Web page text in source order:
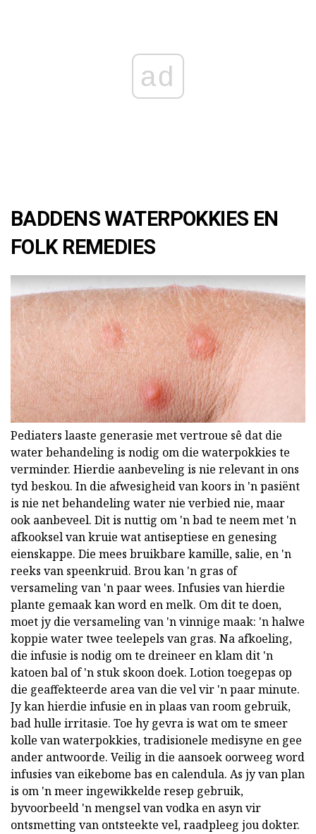
ad
BADDENS WATERPOKKIES EN
FOLK REMEDIES
Pediaters laaste generasie met vertroue sê dat die
water behandeling is nodig om die waterpokkies te
verminder. Hierdie aanbeveling is nie relevant in ons
tyd beskou. In die afwesigheid van koors in 'n pasiënt
is nie net behandeling water nie verbied nie, maar
ook aanbeveel. Dit is nuttig om 'n bad te neem met 'n
afkooksel van kruie wat antiseptiese en genesing
eienskappe. Die mees bruikbare kamille, salie, en 'n
reeks van speenkruid. Brou kan 'n gras of
versameling van 'n paar wees. Infusies van hierdie
plante gemaak kan word en melk. Om dit te doen,
moet jy die versameling van 'n vinnige maak: 'n halwe
koppie water twee teelepels van gras. Na afkoeling,
die infusie is nodig om te dreineer en klam dit 'n
katoen bal of 'n stuk skoon doek. Lotion toegepas op
die geaffekteerde area van die vel vir 'n paar minute.
Jy kan hierdie infusie en in plaas van room gebruik,
bad hulle irritasie. Toe hy gevra is wat om te smeer
kolle van waterpokkies, tradisionele medisyne en gee
ander antwoorde. Veilig in die aansoek oorweeg word
infusies van eikebome bas en calendula. As jy van plan
is om 'n meer ingewikkelde resep gebruik,
byvoorbeeld 'n mengsel van vodka en asyn vir
ontsmetting van ontsteekte vel, raadpleeg jou dokter.